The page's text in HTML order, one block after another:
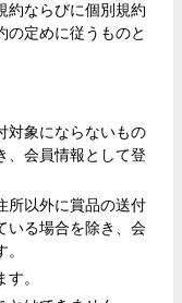
約ならびに個別規約
の定めに従うものと
対象にならないもの
、会員情報として登
所以外に賞品の送付
いる場合を除き、会
。